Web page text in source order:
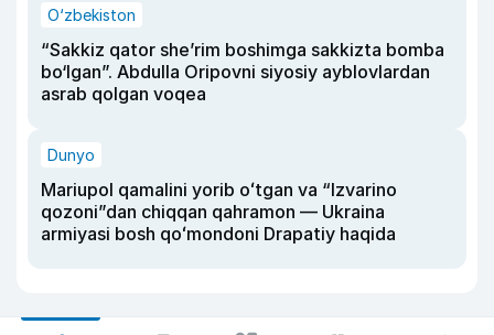
O‘zbekiston
“Sakkiz qator she’rim boshimga sakkizta bomba
bo‘lgan”. Abdulla Oripovni siyosiy ayblovlardan
asrab qolgan voqea
Dunyo
Mariupol qamalini yorib oʻtgan va “Izvarino
qozoni”dan chiqqan qahramon — Ukraina
armiyasi bosh qoʻmondoni Drapatiy haqida